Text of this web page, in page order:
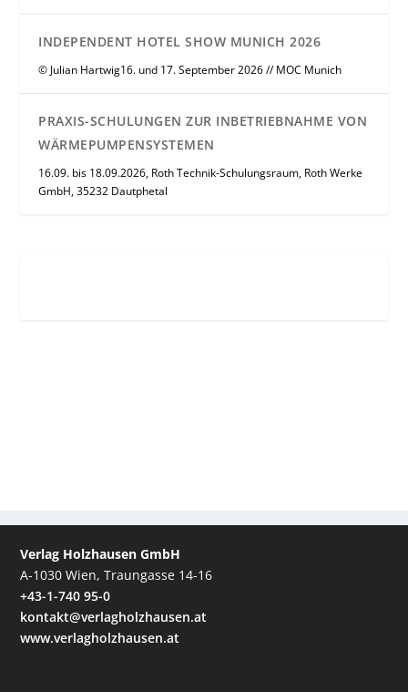
INDEPENDENT HOTEL SHOW MUNICH 2026
© Julian Hartwig16. und 17. September 2026 // MOC Munich
PRAXIS-SCHULUNGEN ZUR INBETRIEBNAHME VON
WÄRMEPUMPENSYSTEMEN
16.09. bis 18.09.2026, Roth Technik-Schulungsraum, Roth Werke
GmbH, 35232 Dautphetal
Verlag Holzhausen GmbH
A-1030 Wien, Traungasse 14-16
+43-1-740 95-0
kontakt@verlagholzhausen.at
www.verlagholzhausen.at